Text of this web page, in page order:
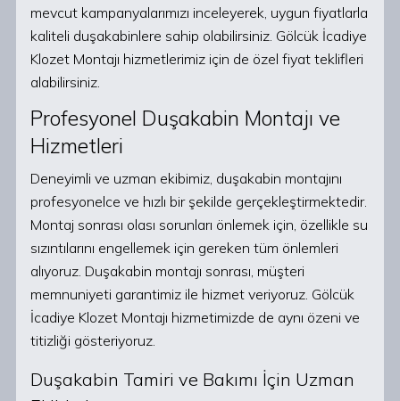
mevcut kampanyalarımızı inceleyerek, uygun fiyatlarla
kaliteli duşakabinlere sahip olabilirsiniz. Gölcük İcadiye
Klozet Montajı hizmetlerimiz için de özel fiyat teklifleri
alabilirsiniz.
Profesyonel Duşakabin Montajı ve
Hizmetleri
Deneyimli ve uzman ekibimiz, duşakabin montajını
profesyonelce ve hızlı bir şekilde gerçekleştirmektedir.
Montaj sonrası olası sorunları önlemek için, özellikle su
sızıntılarını engellemek için gereken tüm önlemleri
alıyoruz. Duşakabin montajı sonrası, müşteri
memnuniyeti garantimiz ile hizmet veriyoruz. Gölcük
İcadiye Klozet Montajı hizmetimizde de aynı özeni ve
titizliği gösteriyoruz.
Duşakabin Tamiri ve Bakımı İçin Uzman